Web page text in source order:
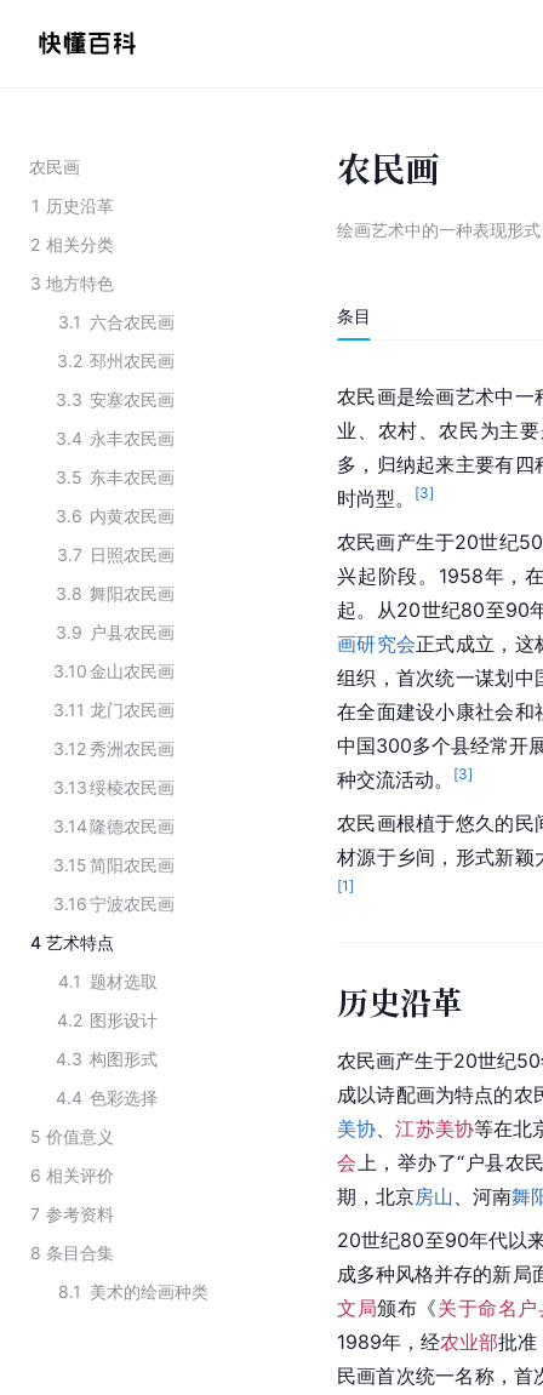
农民画
1 历史沿革
2 相关分类
3 地方特色
3.1 六合农民画
3.2 邳州农民画
3.3 安塞农民画
3.4 永丰农民画
3.5 东丰农民画
3.6 内黄农民画
3.7 日照农民画
3.8 舞阳农民画
3.9 户县农民画
3.10金山农民画
3.11 龙门农民画
3.12秀洲农民画
3.13绥棱农民画
3.14隆德农民画
3.15简阳农民画
3.16宁波农民画
4 艺术特点
4.1 题材选取
4.2 图形设计
4.3 构图形式
4.4 色彩选择
5 价值意义
6 相关评价
7 参考资料
8 条目合集
8.1 美术的绘画种类
农民画
绘画艺术中的一种表现形式
条目
农民画是绘画艺术中一
业、农村、农民为主
多，归纳起来主要有
时尚型。
[3]
农民画产生于20世纪
兴起阶段。1958年，
起。从20世纪80至90
画研究会正式成立，这
组织，首次统一谋划中
在全面建设小康社会和
中国300多个县经常开
种交流活动。
[3]
农民画根植于悠久的民
材源于乡间，形式新颖
[1]
历史沿革
农民画产生于20世纪
成以诗配画为特点的农
美协 、江苏美协等在北
会 上，举办了“户县农
期，北京房山 、河南舞
20世纪80至90年代以
成多种风格并存的新局
文局颁布《关于命名
1989年，经农业部批准
民画首次统一名称，